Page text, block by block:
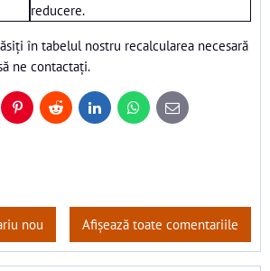
reducere.
în tabelul nostru recalcularea necesară
ne contactați.
PinterestReddit LinkedInWhatsApp
E-
mail
Afișează toate comentariile
nou